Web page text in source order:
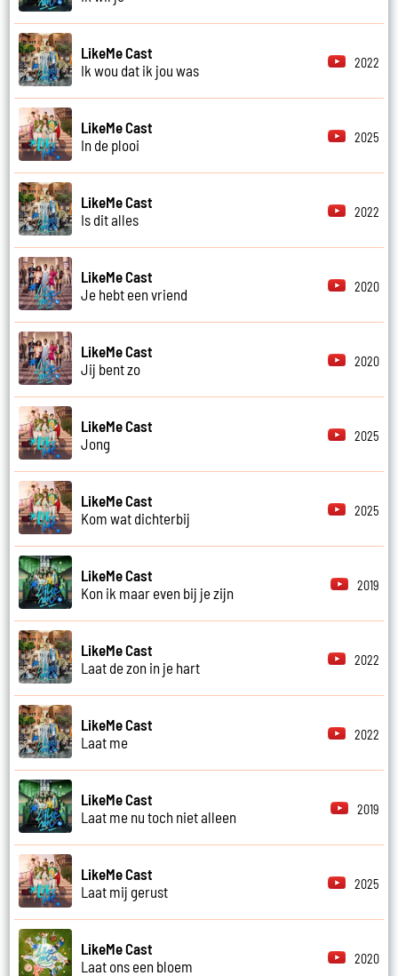
LikeMe Cast
Ik wou dat ik jou was
2022
LikeMe Cast
In de plooi
2025
LikeMe Cast
Is dit alles
2022
LikeMe Cast
Je hebt een vriend
2020
LikeMe Cast
Jij bent zo
2020
LikeMe Cast
Jong
2025
LikeMe Cast
Kom wat dichterbij
2025
LikeMe Cast
Kon ik maar even bij je zijn
2019
LikeMe Cast
Laat de zon in je hart
2022
LikeMe Cast
Laat me
2022
LikeMe Cast
Laat me nu toch niet alleen
2019
LikeMe Cast
Laat mij gerust
2025
LikeMe Cast
Laat ons een bloem
2020